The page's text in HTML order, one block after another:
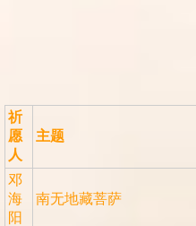
祈
愿
人
主题
邓
海
阳
南无地藏菩萨